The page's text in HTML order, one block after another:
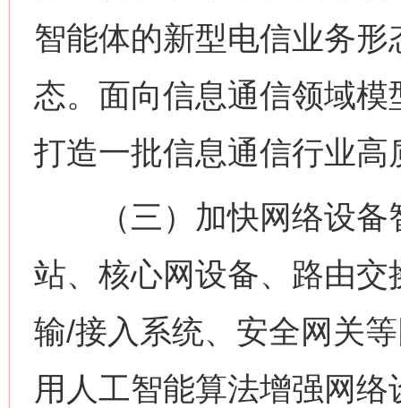
智能体的新型电信业务
态。面向信息通信领域
打造一批信息通信行业高
（三）加快网络设备
站、核心网设备、路由
输/接入系统、安全网关
用人工智能算法增强网